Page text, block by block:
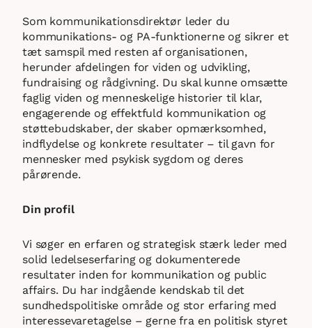
Som kommunikationsdirektør leder du
kommunikations- og PA-funktionerne og sikrer et
tæt samspil med resten af organisationen,
herunder afdelingen for viden og udvikling,
fundraising og rådgivning. Du skal kunne omsætte
faglig viden og menneskelige historier til klar,
engagerende og effektfuld kommunikation og
støttebudskaber, der skaber opmærksomhed,
indflydelse og konkrete resultater – til gavn for
mennesker med psykisk sygdom og deres
pårørende.
Din profil
Vi søger en erfaren og strategisk stærk leder med
solid ledelseserfaring og dokumenterede
resultater inden for kommunikation og public
affairs. Du har indgående kendskab til det
sundhedspolitiske område og stor erfaring med
interessevaretagelse – gerne fra en politisk styret